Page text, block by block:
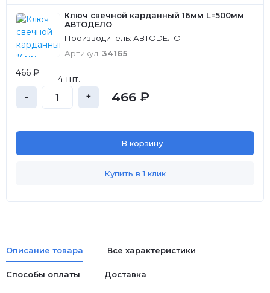
Ключ свечной карданный 16мм L=500мм
АВТОДЕЛО
Производитель: АВТОDЕЛО
Артикул: 34165
466 ₽
4 шт.
- + 466 ₽
В корзину
Купить в 1 клик
Описание товара Все характеристики
Способы оплаты Доставка